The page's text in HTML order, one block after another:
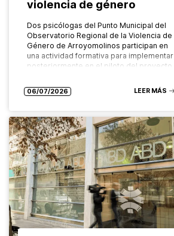
violencia de género
Dos psicólogas del Punto Municipal del
Observatorio Regional de la Violencia de
Género de Arroyomolinos participan en
una actividad formativa para implementar
posteriormente en el piloto del proyecto
06/07/2026 LEER MÁS